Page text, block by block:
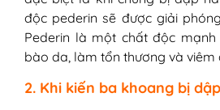
độc pederin sẽ được giải
Pederin là một chất độc
bào da, làm tổn thương và viêm
2. Khi kiến ba khoang bị